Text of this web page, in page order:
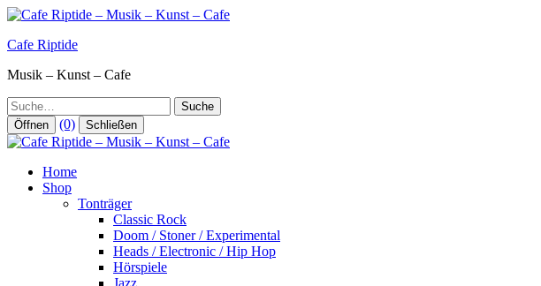
Zum
springen
Cafe Riptide
Musik – Kunst – Cafe
Suche
Öffnen (0) Schließen
Home
Shop
Tonträger
Classic Rock
Doom / Stoner / Experimental
Heads / Electronic / Hip Hop
Hörspiele
Jazz